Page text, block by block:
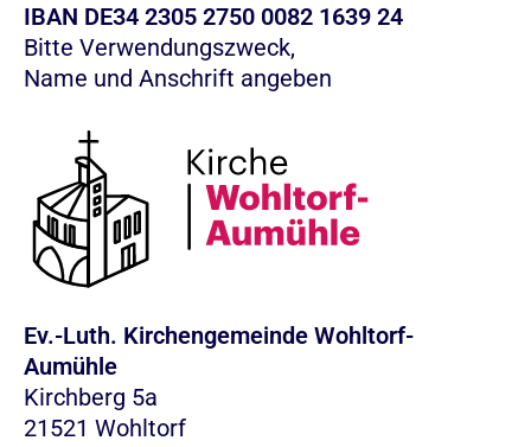
IBAN DE34 2305 2750 0082 1639 24
Bitte Verwendungszweck,
Name und Anschrift angeben
Ev.-Luth. Kirchengemeinde Wohltorf-
Aumühle
Kirchberg 5a
21521 Wohltorf